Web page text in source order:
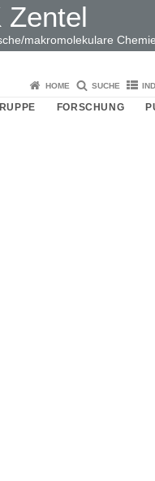
Zentel
makromolekulare Chemie
HOME SUCHE
FORSCHUNG